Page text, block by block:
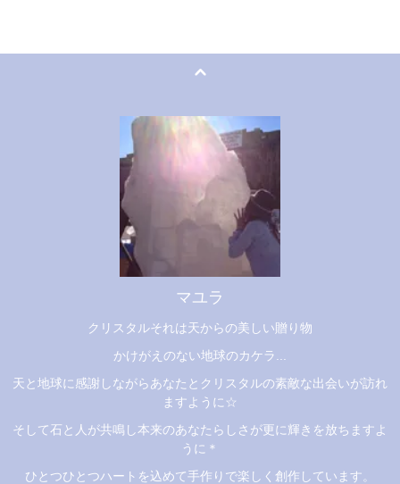
マユラ
クリスタルそれは天からの美しい贈り物
かけがえのない地球のカケラ...
天と地球に感謝しながらあなたとクリスタルの素敵な出会いが訪れ
ますように☆
そして石と人が共鳴し本来のあなたらしさが更に輝きを放ちますよ
うに＊
ひとつひとつハートを込めて手作りで楽しく創作しています。